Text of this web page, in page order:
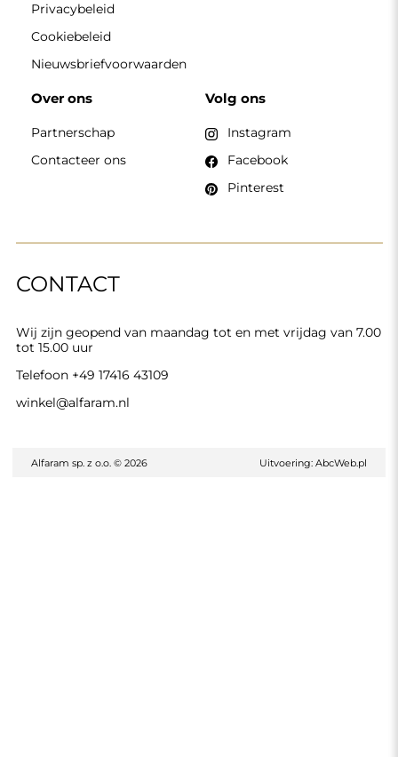
CONTACT
Wij zijn geopend van maandag tot en met vrijdag van 7.00
tot 15.00 uur
Telefoon +49 17416 43109
winkel@alfaram.nl
Privacybeleid
Cookiebeleid
Nieuwsbriefvoorwaarden
Over ons
Partnerschap
Contacteer ons
Volg ons
Instagram
Facebook
Pinterest
Alfaram sp. z o.o. © 2026 Uitvoering: AbcWeb.pl